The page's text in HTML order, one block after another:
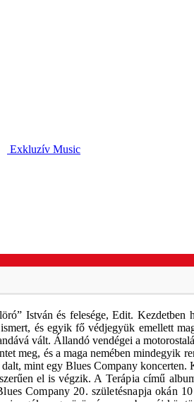
Exkluzív Music
István és felesége, Edit.
és egyik fő védjegyük emellett
vált. Állandó vendégei a
meg, és a maga nemében mindegyik
dalt, mint egy Blues Company
el is végzik. A Terápia című
Company 20. születésnapja okán